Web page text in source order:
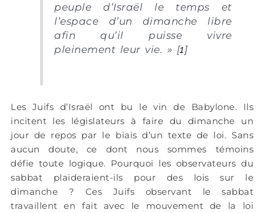
peuple d’Israël le temps et
l’espace d’un dimanche libre
afin qu’il puisse vivre
pleinement leur vie. » [1]
Les Juifs d’Israël ont bu le vin de Babylone. Ils
incitent les législateurs à faire du dimanche un
jour de repos par le biais d’un texte de loi. Sans
aucun doute, ce dont nous sommes témoins
défie toute logique. Pourquoi les observateurs du
sabbat plaideraient-ils pour des lois sur le
dimanche ? Ces Juifs observant le sabbat
travaillent en fait avec le mouvement de la loi